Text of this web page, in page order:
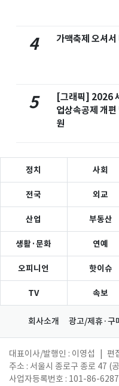
4 가맥축제 오셔서
5
[그래픽] 2026
업상속공제 개편
원
정치 사회
전국 외교
산업 부동산
생활·문화 연예
오피니언 핫이슈
TV 속보
회사소개 광고/제휴·구
대표이사/발행인 : 이영섭 편
주소 : 서울시 종로구 종로 47 (
사업자등록번호 : 101-86-